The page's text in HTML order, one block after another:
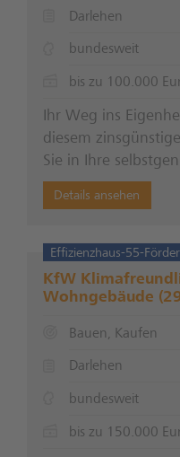
Darlehen
bundesweit
bis zu 100.000
Ihr Weg ins
diesem
Sie in Ihre
Details ansehen
Effizienzhaus-55-
KfW
Wohngebäude
Bauen, Kaufen
Darlehen
bundesweit
bis zu 150.000